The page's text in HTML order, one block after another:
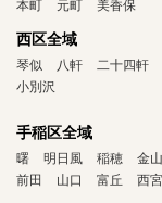
本町
元町 美香保
西区全域
琴似 八軒 二十四軒
小別沢
手稲区全域
曙 明日風 稲穂 金山
前田
山口 富丘 西